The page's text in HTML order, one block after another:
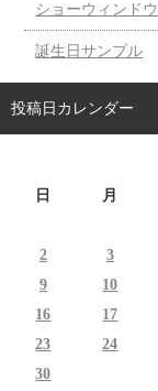
ショーウィンドウ
誕生日サンプル
投稿日カレンダー
日 月
2
3
9
10
16
17
23
24
30